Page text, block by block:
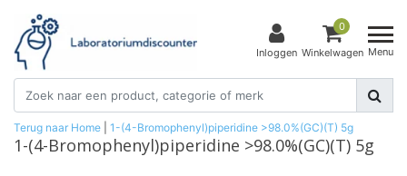
Inloggen
0
Winkelwagen Menu
Terug naar Home 1-(4-Bromophenyl)piperidine >98.0%(GC)(T) 5g
1-(4-Bromophenyl)piperidine >98.0%(GC)(T) 5g